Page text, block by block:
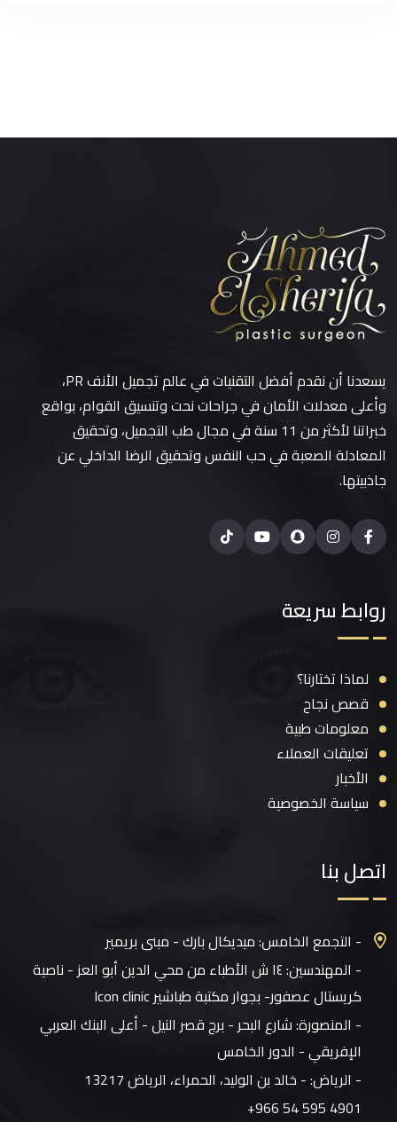
يسعدنا أن نقدم أفضل التقنيات في عالم تجميل الأنف PR،
وأعلى معدلات الأمان في جراحات نحت وتنسيق القوام، بواقع
خبراتنا لأكثر من 11 سنة في مجال طب التجميل، وتحقيق
المعادلة الصعبة في حب النفس وتحقيق الرضا الداخلي عن
جاذبيتها.
روابط سريعة
لماذا تختارنا؟
قصص نجاح
معلومات طبية
تعليقات العملاء
الأخبار
سياسة الخصوصية
اتصل بنا
- التجمع الخامس: ميديكال بارك - مبنى بريمير
- المهندسين: ١٤ ش الأطباء من محي الدين أبو العز - ناصية
كريستال عصفور- بجوار مكتبة طباشير Icon clinic
- المنصورة: شارع البحر - برج قصر النيل - أعلى البنك العربي
الإفريقي - الدور الخامس
- الرياض:- خالد بن الوليد، الحمراء، الرياض 13217
+966 54 595 4901